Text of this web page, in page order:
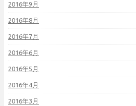
2016年9月
2016年8月
2016年7月
2016年6月
2016年5月
2016年4月
2016年3月